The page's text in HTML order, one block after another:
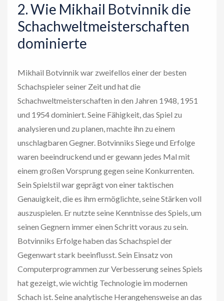
2. Wie Mikhail Botvinnik die
Schachweltmeisterschaften
dominierte
Mikhail Botvinnik war zweifellos einer der besten
Schachspieler seiner Zeit und hat die
Schachweltmeisterschaften in den Jahren 1948, 1951
und 1954 dominiert. Seine Fähigkeit, das Spiel zu
analysieren und zu planen, machte ihn zu einem
unschlagbaren Gegner. Botvinniks Siege und Erfolge
waren beeindruckend und er gewann jedes Mal mit
einem großen Vorsprung gegen seine Konkurrenten.
Sein Spielstil war geprägt von einer taktischen
Genauigkeit, die es ihm ermöglichte, seine Stärken voll
auszuspielen. Er nutzte seine Kenntnisse des Spiels, um
seinen Gegnern immer einen Schritt voraus zu sein.
Botvinniks Erfolge haben das Schachspiel der
Gegenwart stark beeinflusst. Sein Einsatz von
Computerprogrammen zur Verbesserung seines Spiels
hat gezeigt, wie wichtig Technologie im modernen
Schach ist. Seine analytische Herangehensweise an das